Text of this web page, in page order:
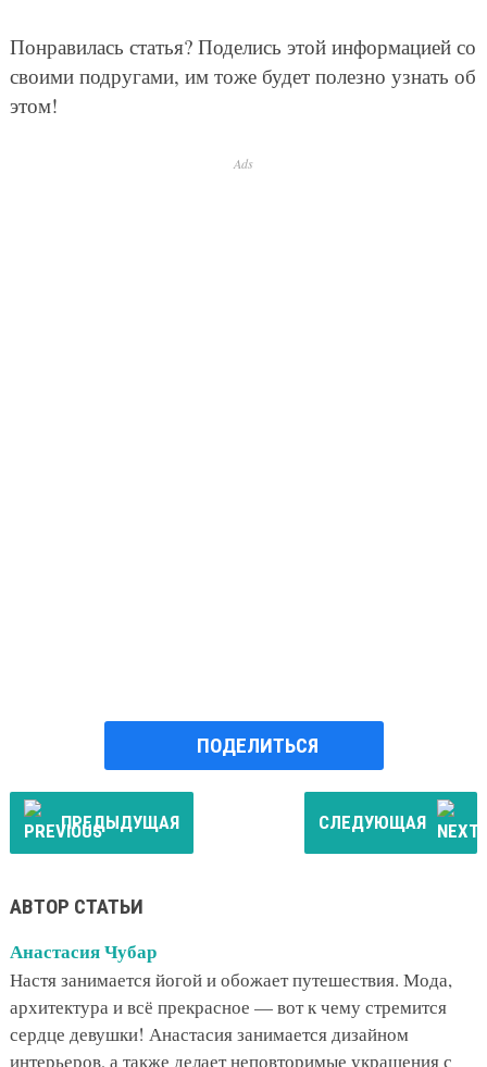
Понравилась статья? Поделись этой информацией со
своими подругами, им тоже будет полезно узнать об
этом!
Ads
ПОДЕЛИТЬСЯ
ПРЕДЫДУЩАЯ СЛЕДУЮЩАЯ
АВТОР СТАТЬИ
Анастасия Чубар
Настя занимается йогой и обожает путешествия. Мода,
архитектура и всё прекрасное — вот к чему стремится
сердце девушки! Анастасия занимается дизайном
интерьеров, а также делает неповторимые украшения с